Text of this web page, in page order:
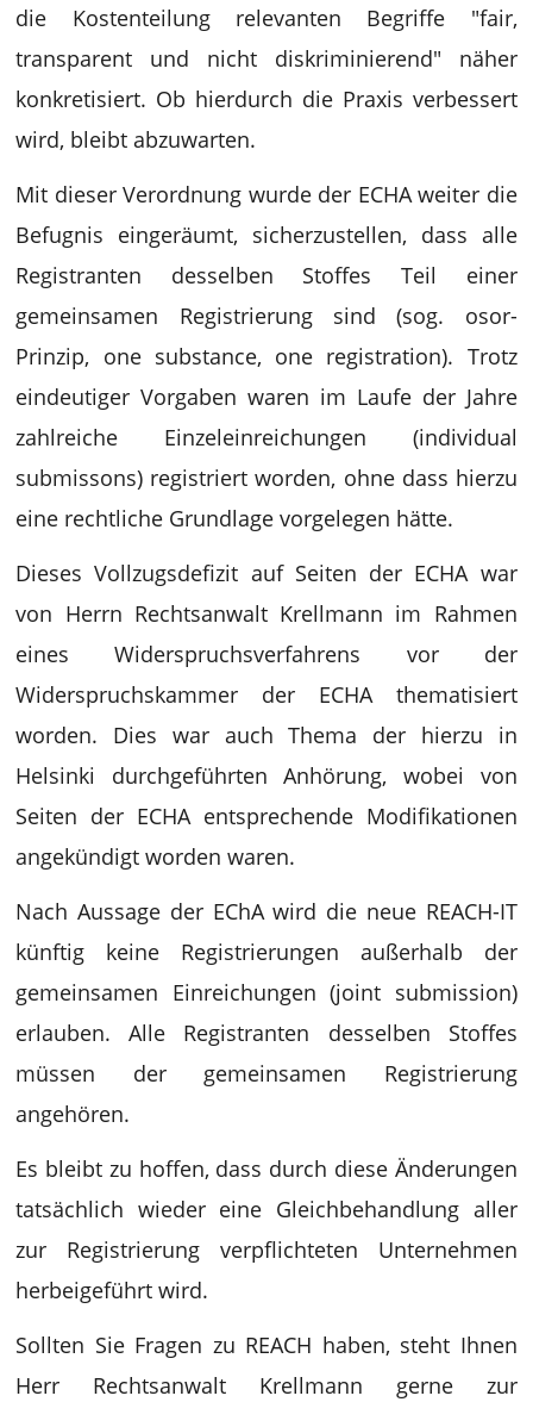
die Kostenteilung relevanten Begriffe "fair,
transparent und nicht diskriminierend" näher
konkretisiert. Ob hierdurch die Praxis verbessert
wird, bleibt abzuwarten.
Mit dieser Verordnung wurde der ECHA weiter die
Befugnis eingeräumt, sicherzustellen, dass alle
Registranten desselben Stoffes Teil einer
gemeinsamen Registrierung sind (sog. osor-
Prinzip, one substance, one registration). Trotz
eindeutiger Vorgaben waren im Laufe der Jahre
zahlreiche Einzeleinreichungen (individual
submissons) registriert worden, ohne dass hierzu
eine rechtliche Grundlage vorgelegen hätte.
Dieses Vollzugsdefizit auf Seiten der ECHA war
von Herrn Rechtsanwalt Krellmann im Rahmen
eines Widerspruchsverfahrens vor der
Widerspruchskammer der ECHA thematisiert
worden. Dies war auch Thema der hierzu in
Helsinki durchgeführten Anhörung, wobei von
Seiten der ECHA entsprechende Modifikationen
angekündigt worden waren.
Nach Aussage der EChA wird die neue REACH-IT
künftig keine Registrierungen außerhalb der
gemeinsamen Einreichungen (joint submission)
erlauben. Alle Registranten desselben Stoffes
müssen der gemeinsamen Registrierung
angehören.
Es bleibt zu hoffen, dass durch diese Änderungen
tatsächlich wieder eine Gleichbehandlung aller
zur Registrierung verpflichteten Unternehmen
herbeigeführt wird.
Sollten Sie Fragen zu REACH haben, steht Ihnen
Herr Rechtsanwalt Krellmann gerne zur